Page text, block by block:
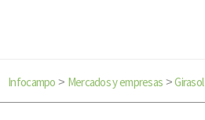
Infocampo > Mercados y empresas >Girasol